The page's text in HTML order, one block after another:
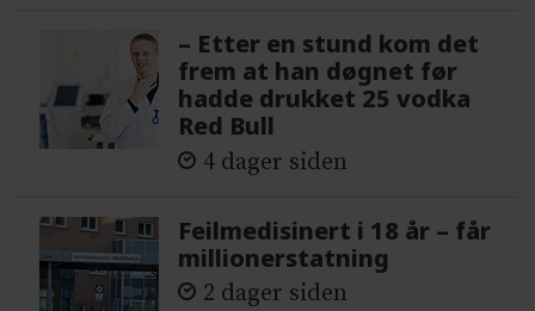
– Etter en stund kom det
frem at han døgnet før
hadde drukket 25 vodka
Red Bull
4 dager siden
Feilmedisinert i 18 år – får
millionerstatning
2 dager siden